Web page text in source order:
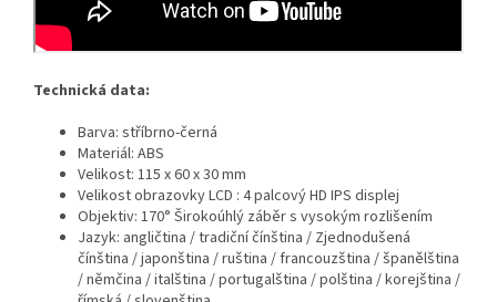
Technická data:
Barva: stříbrno-černá
Materiál: ABS
Velikost: 115 x 60 x 30 mm
Velikost obrazovky LCD : 4 palcový HD IPS displej
Objektiv: 170° Širokoúhlý záběr s vysokým rozlišením
Jazyk: angličtina / tradiční čínština / Zjednodušená
čínština / japonština / ruština / francouzština / španělština
/ němčina / italština / portugalština / polština / korejština /